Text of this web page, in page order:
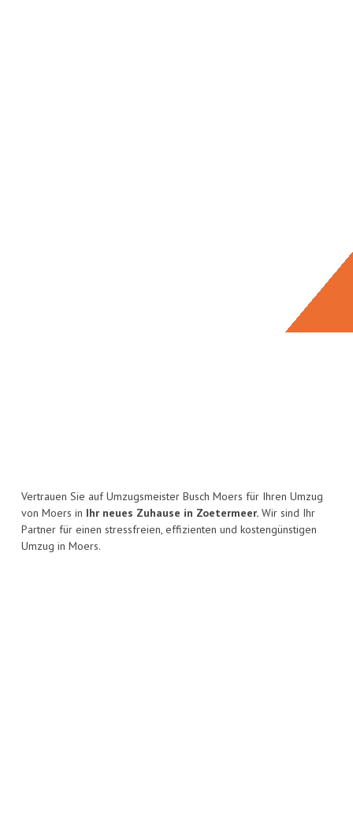
Vertrauen Sie auf Umzugsmeister Busch Moers für Ihren Umzug
von Moers in Ihr neues Zuhause in Zoetermeer. Wir sind Ihr
Partner für einen stressfreien, effizienten und kostengünstigen
Umzug in Moers.